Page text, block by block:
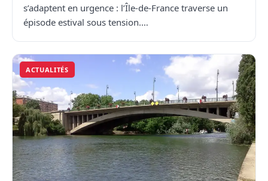
s’adaptent en urgence : l’Île-de-France traverse un
épisode estival sous tension.…
ACTUALITÉS